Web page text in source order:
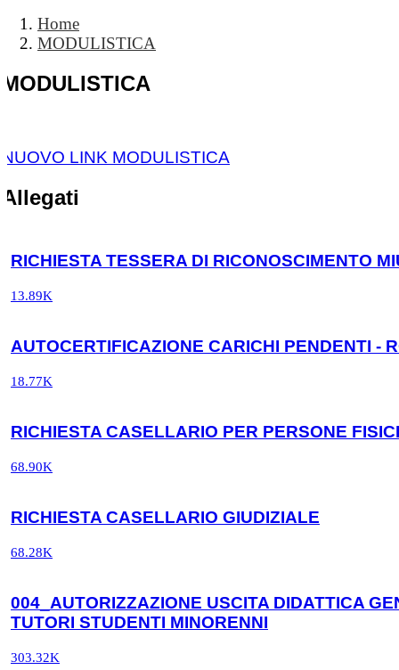
Home
MODULISTICA
MODULISTICA
NUOVO LINK MODULISTICA
Allegati
RICHIESTA TESSERA DI RICONOSCIMENTO
13.89K
AUTOCERTIFICAZIONE CARICHI PENDENTI -
18.77K
RICHIESTA CASELLARIO PER PERSONE
68.90K
RICHIESTA CASELLARIO GIUDIZIALE
68.28K
004_AUTORIZZAZIONE USCITA DIDATTICA
TUTORI STUDENTI MINORENNI
303.32K